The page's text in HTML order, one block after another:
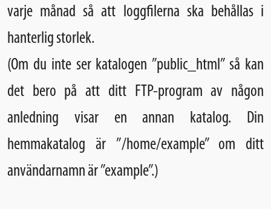
varje månad så att loggfilerna ska behållas i
hanterlig storlek.
(Om du inte ser katalogen ”public_html” så kan
det bero på att ditt FTP-program av någon
anledning visar en annan katalog. Din
hemmakatalog är ”/home/example” om ditt
användarnamn är ”example”.)